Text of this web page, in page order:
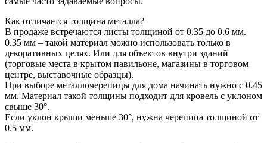
Как отличается толщина металла?
В продаже встречаются листы толщиной от 0.35 до 0.6 мм.
0.35 мм – такой материал можно использовать только в
декоративных целях. Или для объектов внутри зданий
(торговые места в крытом павильоне, магазины в торговом
центре, выставочные образцы).
При выборе металлочерепицы для дома начинать нужно с 0.45
мм. Материал такой толщины подходит для кровель с уклоном
свыше 30°.
Если уклон крыши меньше 30°, нужна черепица толщиной от
0.5 мм.